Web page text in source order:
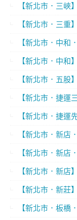
【新北市．三峽】
【新北市．三重】
【新北市．中和
【新北市．中和】
【新北市．五股】
【新北市．捷運
【新北市．捷運
【新北市．新店
【新北市．新店
【新北市．新店】
【新北市．新莊】
【新北市．板橋